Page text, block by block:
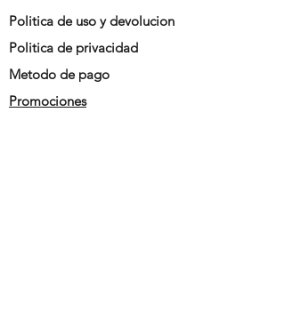
Politica de uso y devolucion
Politica de privacidad
Metodo de pago
Promociones